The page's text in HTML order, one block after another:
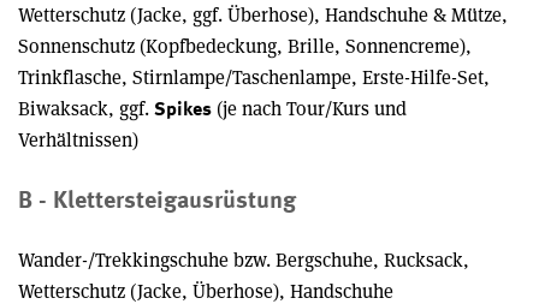
Wetterschutz (Jacke, ggf. Überhose), Handschuhe & Mütze,
Sonnenschutz (Kopfbedeckung, Brille, Sonnencreme),
Trinkflasche, Stirnlampe/Taschenlampe, Erste-Hilfe-Set,
Biwaksack, ggf. Spikes (je nach Tour/Kurs und
Verhältnissen)
B - Klettersteigausrüstung
Wander-/Trekkingschuhe bzw. Bergschuhe, Rucksack,
Wetterschutz (Jacke, Überhose), Handschuhe